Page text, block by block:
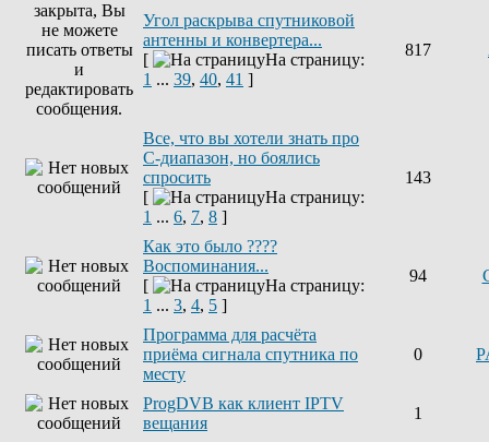
Угол раскрыва спутниковой
антенны и конвертера...
[
На страницу:
1 ... 39, 40, 41 ]
817
Все, что вы хотели знать про
С-диапазон, но боялись
спросить
[
На страницу:
1 ... 6, 7, 8 ]
143
Как это было ????
Воспоминания...
[
На страницу:
1 ... 3, 4, 5 ]
94
Программа для расчёта
приёма сигнала спутника по
месту
0
ProgDVB как клиент IPTV
вещания
1